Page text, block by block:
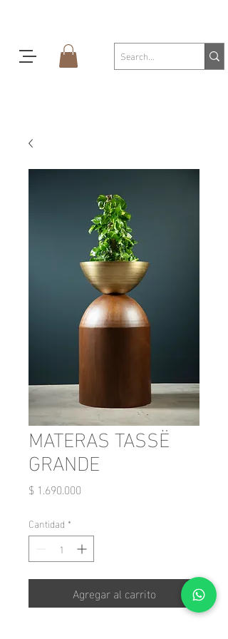
MATERAS TASSË
GRANDE
$ 1.690.000
Cantidad *
Agregar al carrito